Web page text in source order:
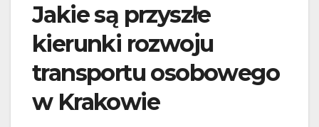
Jakie są przyszłe
kierunki rozwoju
transportu osobowego
w Krakowie